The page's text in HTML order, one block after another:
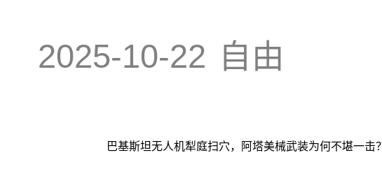
2025-10-22 自由
巴基斯坦无人机犁庭扫穴，阿塔美械武装为何不堪一击？